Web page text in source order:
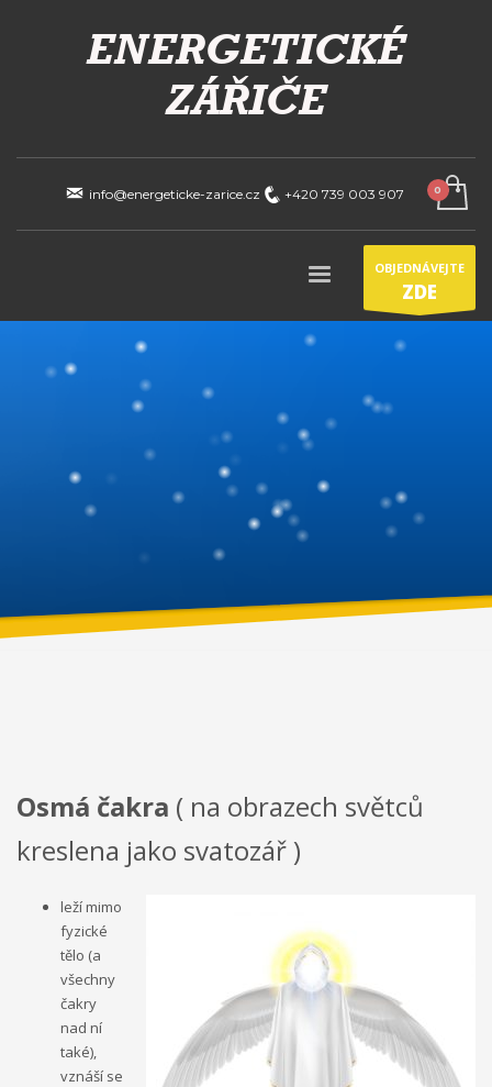
info@energeticke-zarice.cz +420 739 003 907
OBJEDNÁVEJTE
ZDE
Osmá čakra ( na obrazech světců
kreslena jako svatozář )
leží mimo
fyzické
tělo (a
všechny
čakry
nad ní
také),
vznáší se